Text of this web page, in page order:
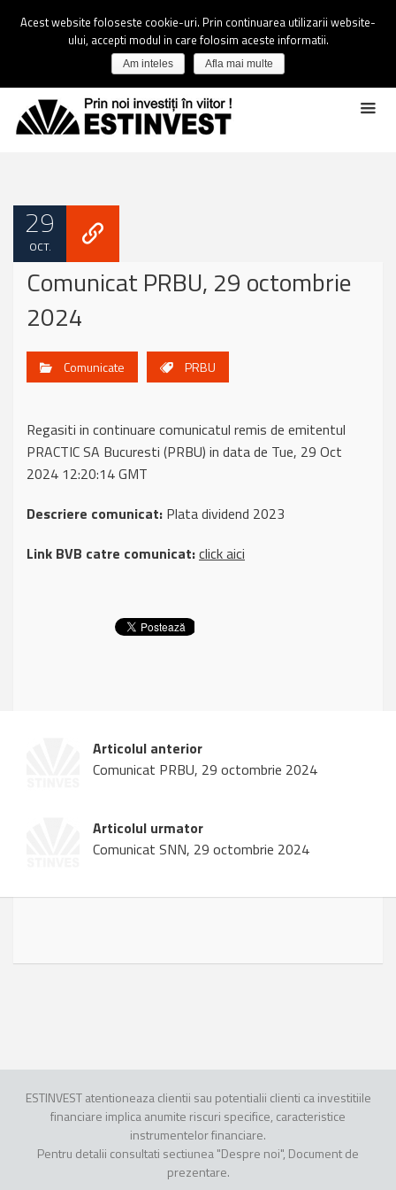
29
OCT.
Comunicat PRBU, 29 octombrie
2024
Comunicate PRBU
Regasiti in continuare comunicatul remis de emitentul
PRACTIC SA Bucuresti (PRBU) in data de Tue, 29 Oct
2024 12:20:14 GMT
Descriere comunicat: Plata dividend 2023
Link BVB catre comunicat:click aici
Articolul anterior
Comunicat PRBU, 29 octombrie 2024
Articolul urmator
Comunicat SNN, 29 octombrie 2024
ESTINVEST atentioneaza clientii sau potentialii clienti ca investitiile
financiare implica anumite riscuri specifice, caracteristice
instrumentelor financiare.
Pentru detalii consultati sectiunea "Despre noi", Document de
prezentare.
Acest website foloseste cookie-uri. Prin continuarea utilizarii website-
ului, accepti modul in care folosim aceste informatii.
Am inteles Afla mai multe